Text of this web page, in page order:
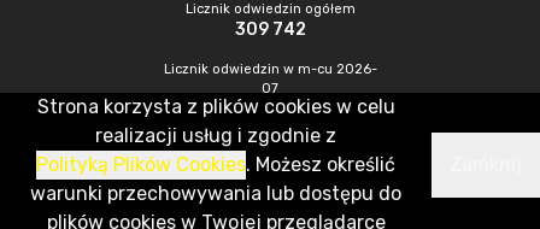
Licznik odwiedzin ogółem
309 742
Licznik odwiedzin w m-cu 2026-
07
440
CMS & Hosting: Nefeni Sp. z o.o.
Strona korzysta z plików cookies w celu
realizacji usług i zgodnie z
Polityką Plików Cookies. Możesz określić
warunki przechowywania lub dostępu do
plików cookies w Twojej przeglądarce